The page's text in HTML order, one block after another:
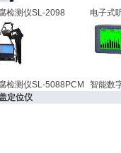
检测仪SL-2098 电子式
检测仪SL-5088PCM
智能数
定位仪